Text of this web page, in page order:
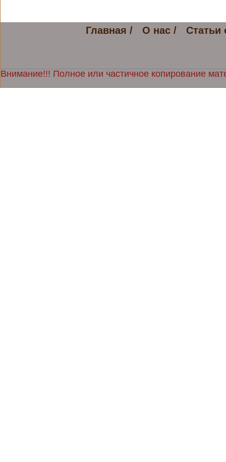
Главная / О нас / Статьи
Внимание!!! Полное или частичное копирование